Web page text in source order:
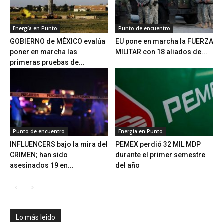
Energía en Punto
GOBIERNO de MÉXICO evalúa
poner en marcha las
primeras pruebas de...
Punto de encuentro
EU pone en marcha la FUERZA
MILITAR con 18 aliados de...
Punto de encuentro
INFLUENCERS bajo la mira del
CRIMEN; han sido
asesinados 19 en...
Energía en Punto
PEMEX perdió 32 MIL MDP
durante el primer semestre
del año
Lo más leido